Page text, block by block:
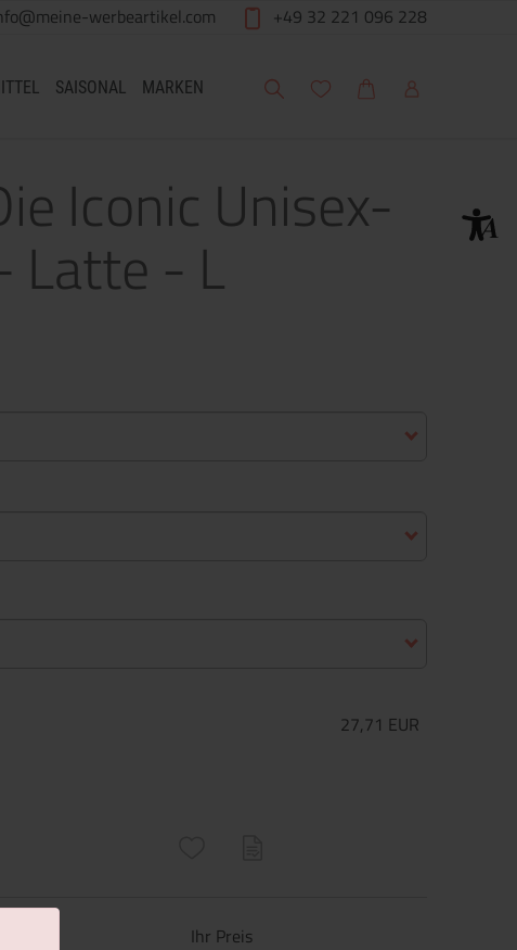
werbeartikel.com +49 32 221 096 228
SAISONAL MARKEN Suche Meine Wunschliste
WarenkorbMein Account
Iconic Unisex-
Latte - L
27,71 EUR
Ihr Preis